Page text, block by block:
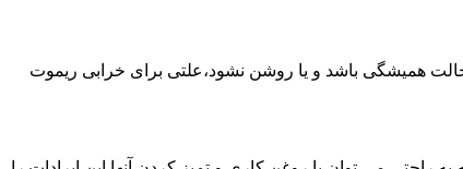
همیشگی باشد و یا روشن نشود،علتی برای خرابی ریموت